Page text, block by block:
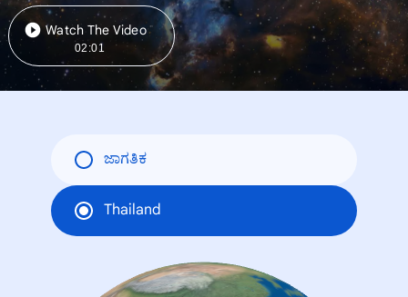
Watch The Video
02:01
ಜಾಗತಿಕ
Thailand